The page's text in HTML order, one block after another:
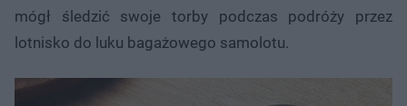
mógł śledzić swoje torby podczas podróży przez
lotnisko do luku bagażowego samolotu.